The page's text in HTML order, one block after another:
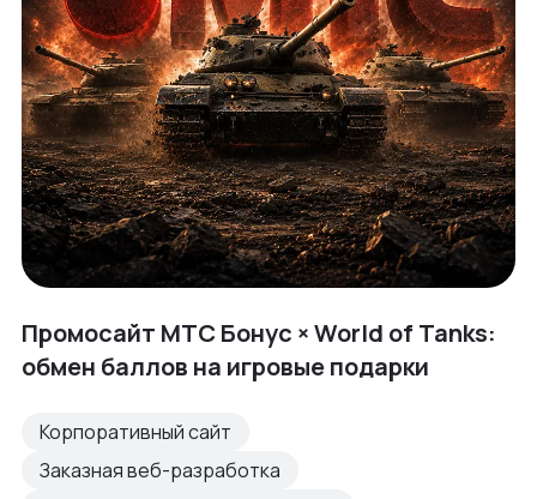
Промосайт МТС Бонус × World of Tanks:
обмен баллов на игровые подарки
Корпоративный сайт
Заказная веб-разработка